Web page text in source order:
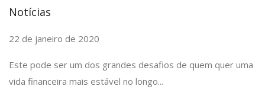
Notícias
22 de janeiro de 2020
Este pode ser um dos grandes desafios de quem quer uma
vida financeira mais estável no longo...